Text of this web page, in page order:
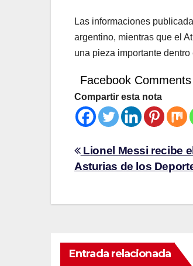
Las informaciones
argentino, mientras que el
una pieza importante
Facebook
Compartir esta nota
Lionel Messi recibe
Asturias de los
Entrada relacionada